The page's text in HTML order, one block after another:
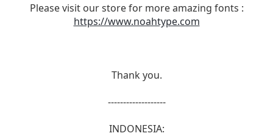
Please visit our store for more amazing fonts :
https://www.noahtype.com
Thank you.
-------------------
INDONESIA: